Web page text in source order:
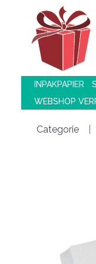
INPAKPAPIER
WEBSHOP
Categorie